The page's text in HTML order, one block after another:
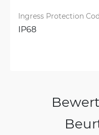
Ingress Protection
IP68